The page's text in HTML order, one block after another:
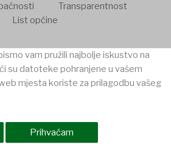
Transparentnost
List općine
vam pružili najbolje iskustvo na
su datoteke pohranjene u vašem
mjesta koriste za prilagodbu vašeg
Prihvaćam